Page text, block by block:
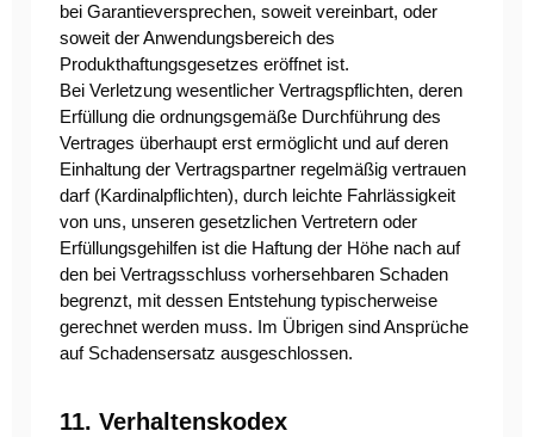
bei Garantieversprechen, soweit vereinbart, oder
soweit der Anwendungsbereich des
Produkthaftungsgesetzes eröffnet ist.
Bei Verletzung wesentlicher Vertragspflichten, deren
Erfüllung die ordnungsgemäße Durchführung des
Vertrages überhaupt erst ermöglicht und auf deren
Einhaltung der Vertragspartner regelmäßig vertrauen
darf (Kardinalpflichten), durch leichte Fahrlässigkeit
von uns, unseren gesetzlichen Vertretern oder
Erfüllungsgehilfen ist die Haftung der Höhe nach auf
den bei Vertragsschluss vorhersehbaren Schaden
begrenzt, mit dessen Entstehung typischerweise
gerechnet werden muss. Im Übrigen sind Ansprüche
auf Schadensersatz ausgeschlossen.
11. Verhaltenskodex